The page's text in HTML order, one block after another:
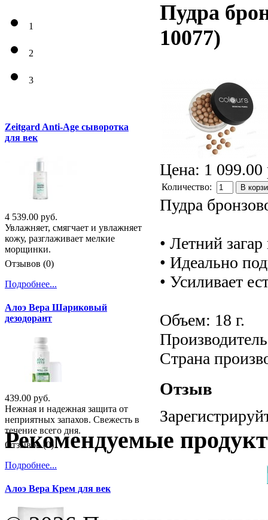
Пудра
10077)
Цена: 1 099.00
Количество: В
Пудра
• Летний
• Идеально
• Усиливает
Объем: 18 г.
Страна
Отзыв
1
2
3
Zeitgard Anti-Age сыворотка
для век
4 539.00 руб.
Увлажняет, смягчает и увлажняет
кожу, разглаживает мелкие
морщинки.
Отзывов (0)
Подробнее...
Алоэ Вера Шариковый
дезодорант
439.00 руб.
Нежная и надежная защита от
неприятных запахов. Свежесть в
течение всего дня.
Отзывов (0)
Подробнее...
Алоэ Вера Крем для век
Рекомендуемые